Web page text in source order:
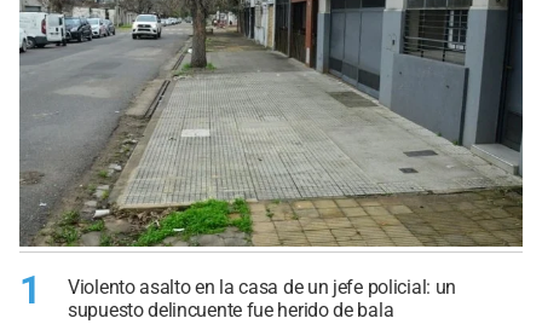
1
Violento asalto en la casa de un jefe policial: un
supuesto delincuente fue herido de bala